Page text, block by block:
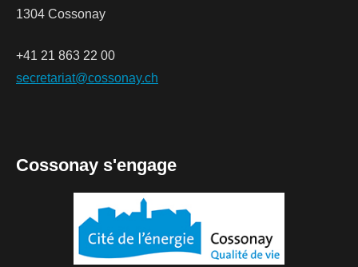
1304 Cossonay
+41 21 863 22 00
secretariat@cossonay.ch
Cossonay s'engage